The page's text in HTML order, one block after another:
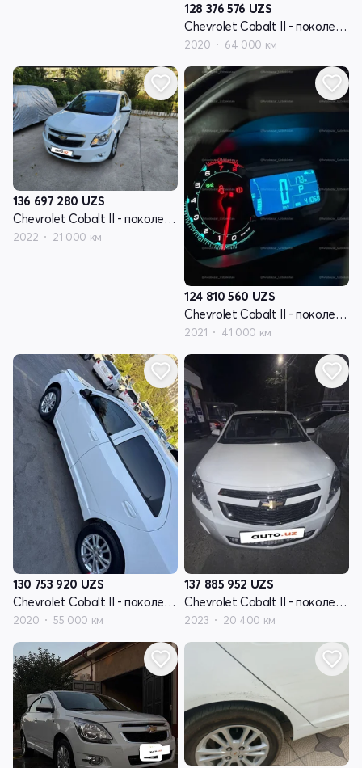
128 376 576 UZS
Chevrolet Cobalt II - поколение рестайлинг
2020 64 000 км
136 697 280 UZS
Chevrolet Cobalt II - поколение рестайлинг
2022 21 000 км
124 810 560 UZS
Chevrolet Cobalt II - поколение рестайлинг
2021 41 000 км
130 753 920 UZS
Chevrolet Cobalt II - поколение рестайлинг
2020 55 000 км
137 885 952 UZS
Chevrolet Cobalt II - поколение рестайлинг
2023 20 400 км